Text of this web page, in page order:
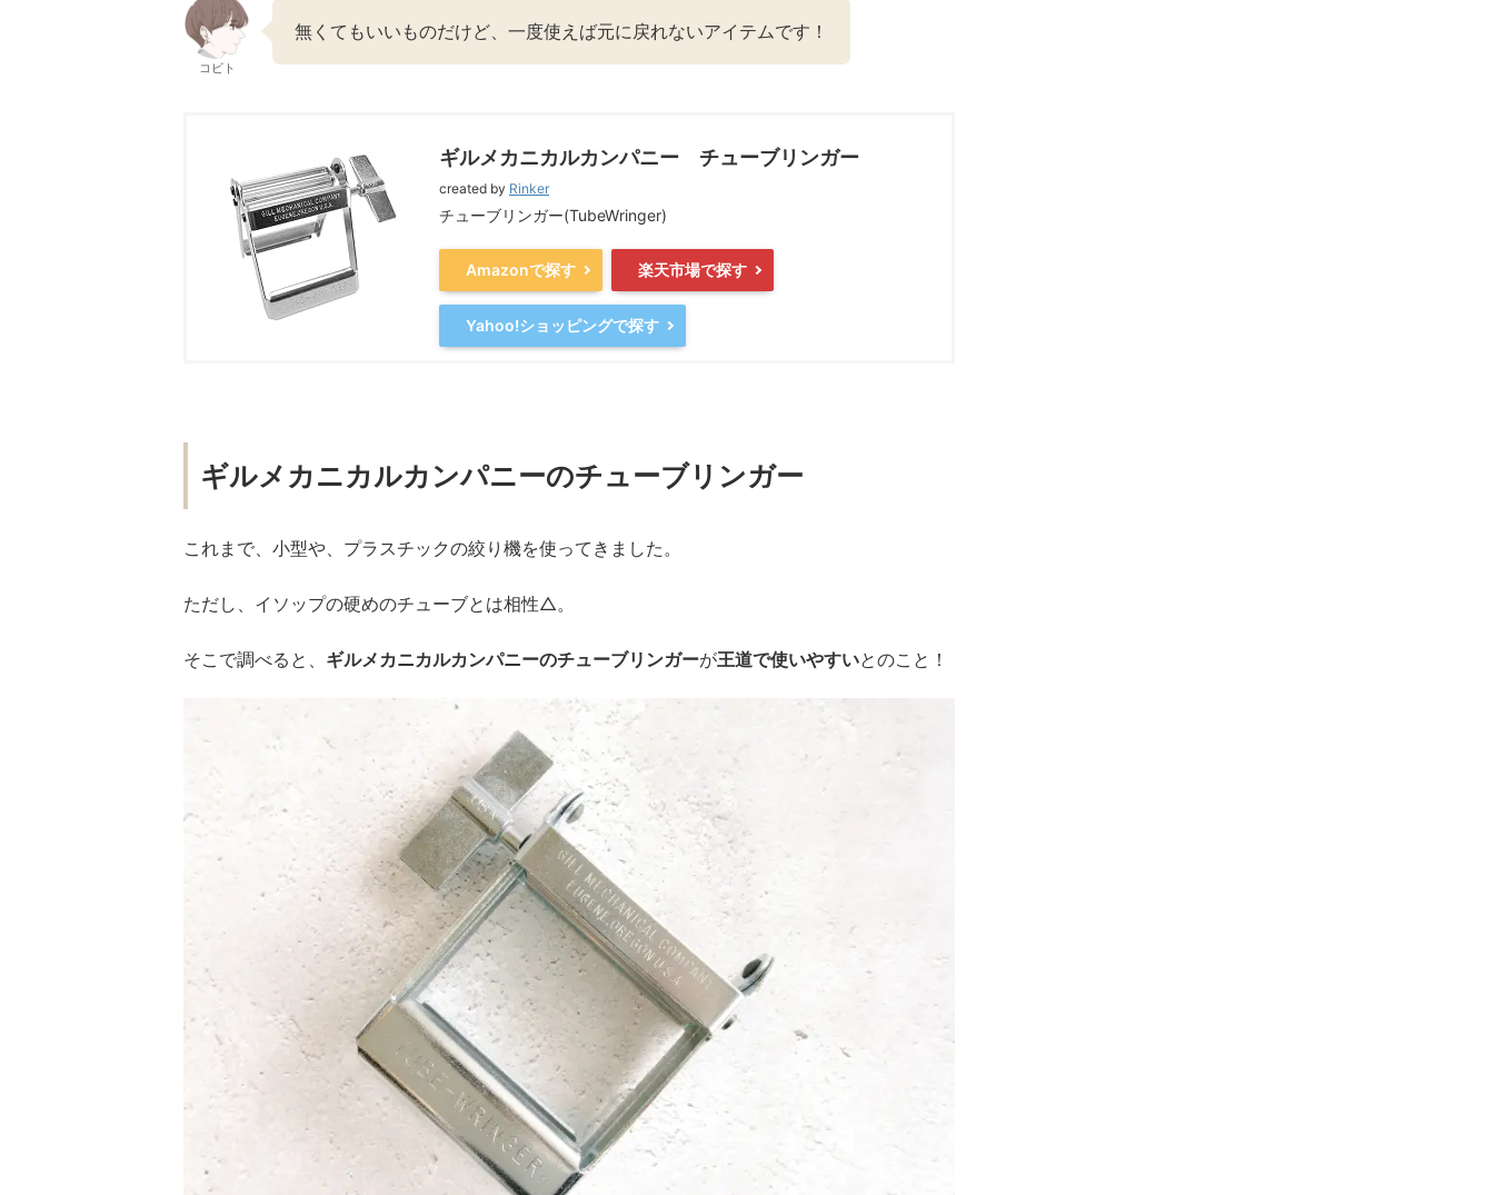
コビト
無くてもいいものだけど、一度使えば元に戻れないアイテムです！
ギルメカニカルカンパニー チューブリンガー
created by Rinker
チューブリンガー(TubeWringer)
Amazonで探す 楽天市場で探す
Yahoo!ショッピングで探す
ギルメカニカルカンパニーのチューブリンガー
これまで、小型や、プラスチックの絞り機を使ってきました。
ただし、イソップの硬めのチューブとは相性△。
そこで調べると、 ギルメカニカルカンパニーのチューブリンガーが王道で使いやすいとのこと！